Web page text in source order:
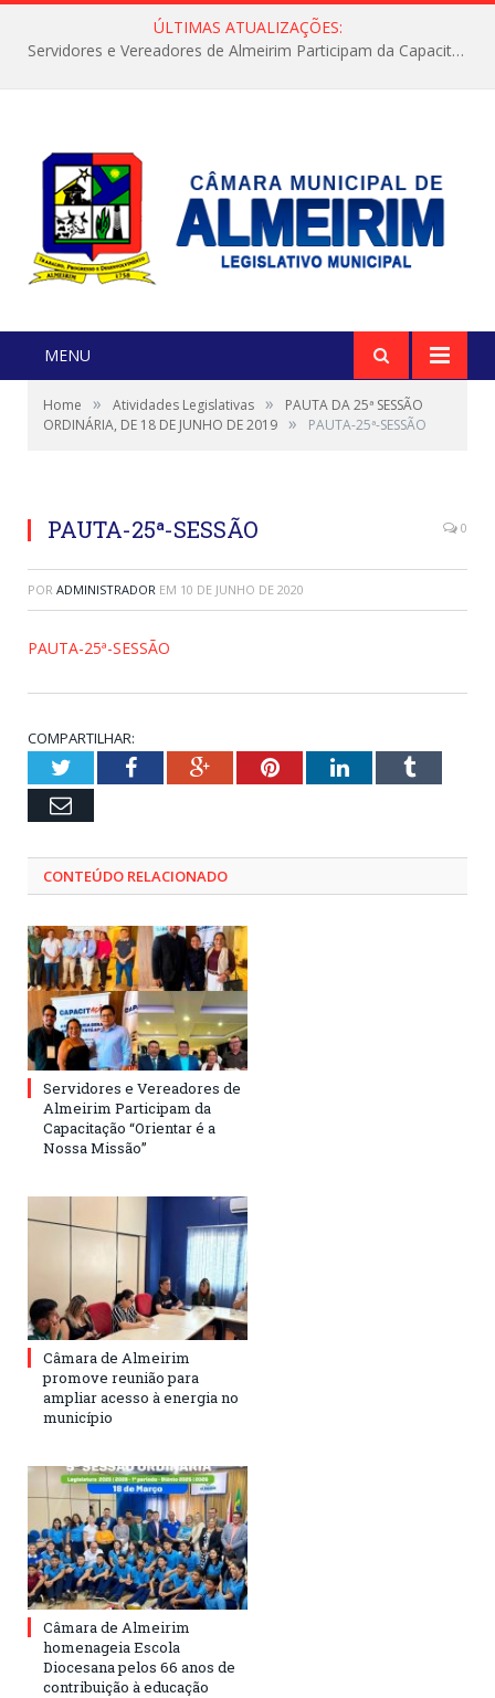
ÚLTIMAS ATUALIZAÇÕES:
Servidores e Vereadores de Almeirim Participam da Capacitação “Orientar é a Nossa Missão”
MENU
Home » Atividades Legislativas »
PAUTA DA 25ª SESSÃO
ORDINÁRIA, DE 18 DE JUNHO DE 2019 » PAUTA-25ª-SESSÃO
PAUTA-25ª-SESSÃO 0
POR ADMINISTRADOR EM 10 DE JUNHO DE 2020
PAUTA-25ª-SESSÃO
COMPARTILHAR:
TwitterFacebookGoogle+PinterestLinkedInTumblr
Email
CONTEÚDO RELACIONADO
Servidores e Vereadores de
Almeirim Participam da
Capacitação “Orientar é a
Nossa Missão”
Câmara de Almeirim
promove reunião para
ampliar acesso à energia no
município
Câmara de Almeirim
homenageia Escola
Diocesana pelos 66 anos de
contribuição à educação